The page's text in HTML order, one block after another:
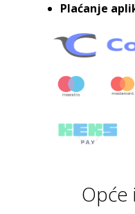
Plaćanje
Opće